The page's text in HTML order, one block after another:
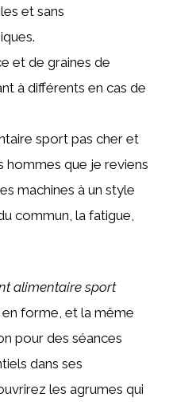
et sans
et de graines de
à différents en cas de
sport pas cher et
hommes que je reviens
machines à un style
commun, la fatigue,
alimentaire sport
en forme, et la même
pour des séances
dans ses
les agrumes qui